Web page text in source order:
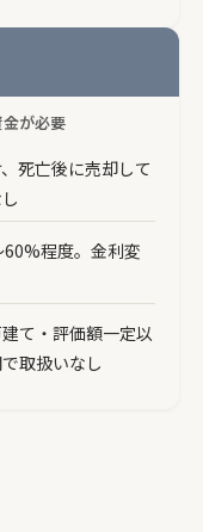
が必要
死亡後に売却して
程度。金利変
て・評価額一定以
取扱いなし